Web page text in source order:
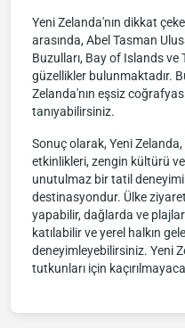
Yeni Zelanda'nın dikkat
arasında, Abel Tasman
Buzulları, Bay of Islands ve
güzellikler bulunmaktadır.
Zelanda'nın eşsiz
tanıyabilirsiniz.
Sonuç olarak, Yeni
etkinlikleri, zengin kültürü ve
unutulmaz bir tatil
destinasyondur. Ülke
yapabilir, dağlarda ve
katılabilir ve yerel halkın
deneyimleyebilirsiniz. Yeni
tutkunları için